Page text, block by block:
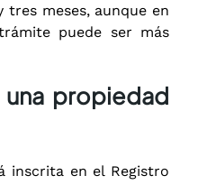
meses, aunque en
puede ser más
propiedad
inscrita en el Registro